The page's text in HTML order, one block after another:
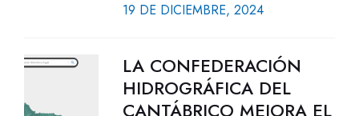
19 DE DICIEMBRE, 2024
LA CONFEDERACIÓN
HIDROGRÁFICA DEL
CANTÁBRICO MEJORA EL